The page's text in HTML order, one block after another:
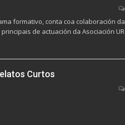
formativo, conta coa colaboración da
de actuación da Asociación UR
Curtos